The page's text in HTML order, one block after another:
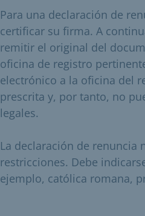
Para una declaración de
certificar su firma. A
remitir el original del
oficina de registro
electrónico a la oficina del
prescrita y, por tanto, no
legales.
La declaración de renuncia
restricciones. Debe
ejemplo, católica romana,